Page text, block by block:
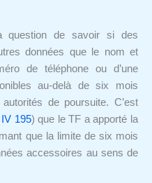
question de savoir si des
données que le nom et
de téléphone ou d’une
au-delà de six mois
de poursuite. C’est
195) que le TF a apporté la
que la limite de six mois
accessoires au sens de